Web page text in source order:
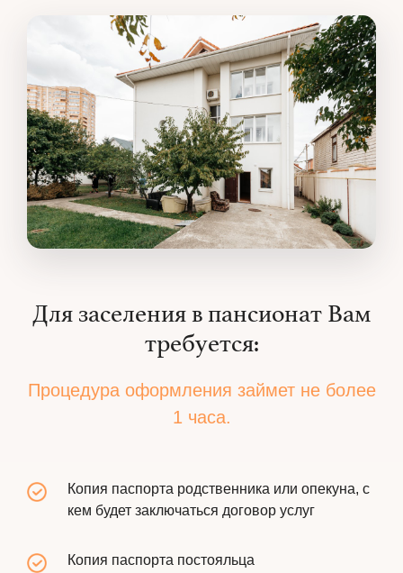
Для заселения в пансионат Вам
требуется:
Процедура оформления займет не более
1 часа.
Копия паспорта родственника или опекуна, с
кем будет заключаться договор услуг
Копия паспорта постояльца